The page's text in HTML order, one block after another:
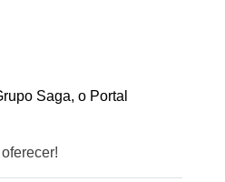
Saga, o Portal